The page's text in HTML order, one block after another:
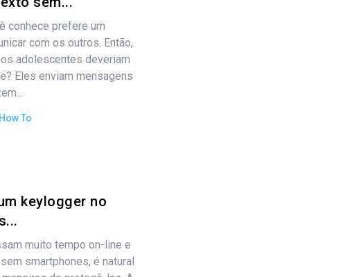
conhece prefere um
com os outros. Então,
adolescentes deveriam
Eles enviam mensagens
How To
keylogger no
muito tempo on-line e
smartphones, é natural